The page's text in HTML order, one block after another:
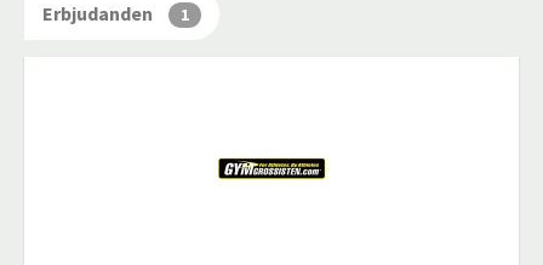
Erbjudanden 1